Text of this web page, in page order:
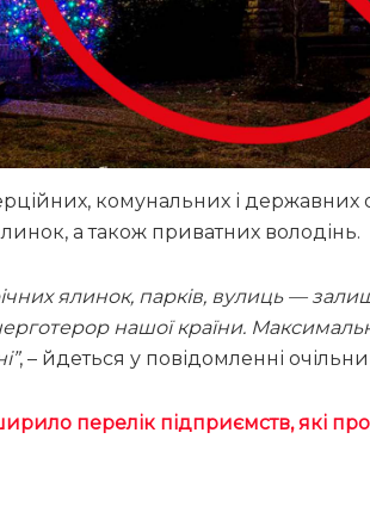
комунальних і державних
а також приватних володінь.
ялинок, парків, вулиць —
нашої країни.
, – йдеться у повідомленні
перелік підприємств, які